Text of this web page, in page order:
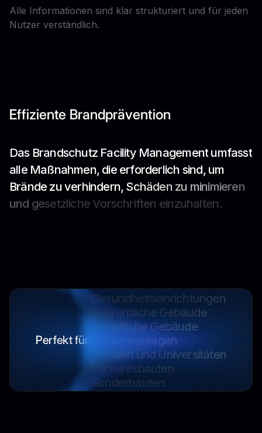
Alle Informationen sind klar strukturiert und für jeden
Nutzer verständlich.
Effiziente Brandprävention
Das Brandschutz Facility Management umfasst
alle Maßnahmen, die erforderlich sind, um
Brände zuverhindern, Schäden zu minimieren
und gesetzliche Vorschriften einzuhalten.
Perfekt für:
Gewerbliche Gebäude
Öffentliche Gebäude
Industrieanlagen
Schulen und Universitäten
Verkehrsbauten
Sonderbauten
Gesundheitseinrichtungen